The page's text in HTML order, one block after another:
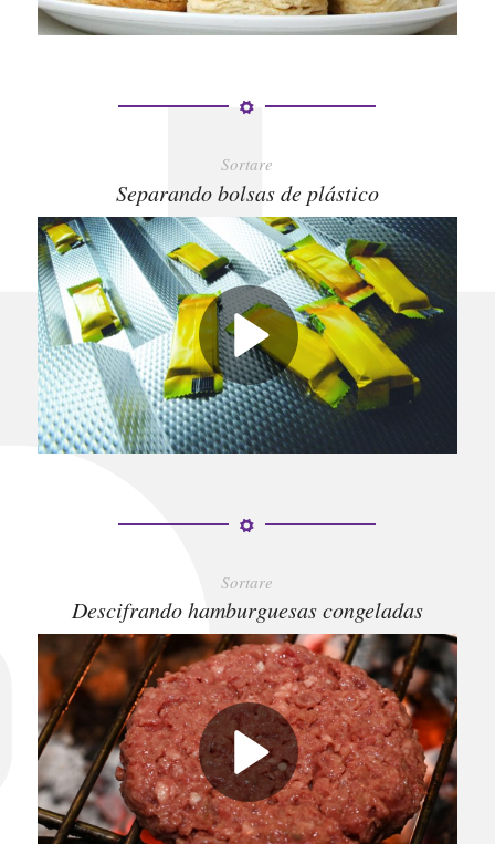
Sortare
Separando bolsas de plástico
Sortare
Descifrando hamburguesas congeladas